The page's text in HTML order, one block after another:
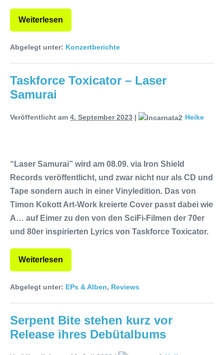
Weiterlesen
Abgelegt unter: Konzertberichte
Taskforce Toxicator – Laser
Samurai
Veröffentlicht am 4. September 2023 | Heike
“Laser Samurai” wird am 08.09. via Iron Shield
Records veröffentlicht, und zwar nicht nur als CD und
Tape sondern auch in einer Vinyledition. Das von
Timon Kokott Art-Work kreierte Cover passt dabei wie
A… auf Eimer zu den von den SciFi-Filmen der 70er
und 80er inspirierten Lyrics von Taskforce Toxicator.
Weiterlesen
Abgelegt unter: EPs & Alben, Reviews
Serpent Bite stehen kurz vor
Release ihres Debütalbums